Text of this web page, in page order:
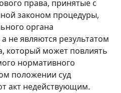
права, принятые с
законом процедуры,
органа
не являются результатом
который может повлиять
нормативного
положении суд
акт недействующим.